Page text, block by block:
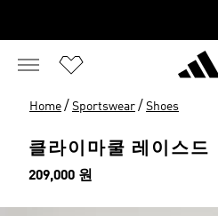
Home / Sportswear / Shoes
클라이마쿨 레이스드
가격
209,000 원